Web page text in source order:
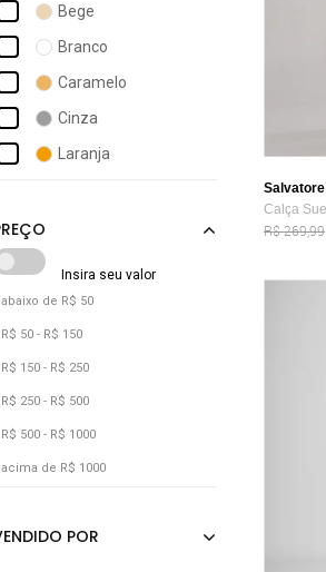
Bege
Branco
Caramelo
Cinza
Laranja
Verde
Vermelho
abaixo de R$ 50
R$ 50 - R$ 150
R$ 150 - R$ 250
R$ 250 - R$ 500
R$ 500 - R$ 1000
acima de R$ 1000
R$ 269,99